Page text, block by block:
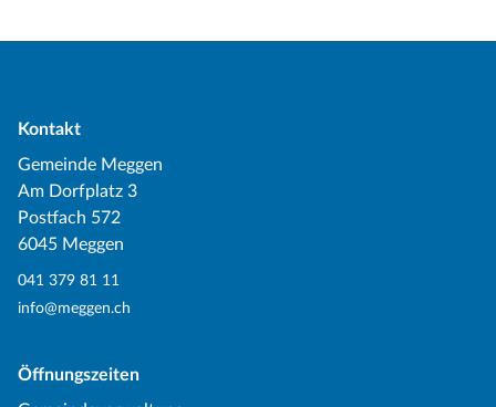
Kontakt
Gemeinde Meggen
Am Dorfplatz 3
Postfach 572
6045 Meggen
041 379 81 11
info@meggen.ch
Öffnungszeiten